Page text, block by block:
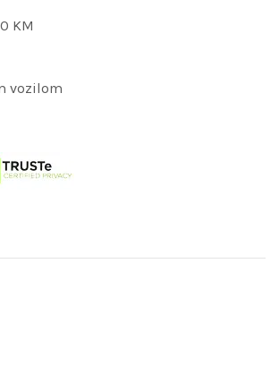
KM
vozilom